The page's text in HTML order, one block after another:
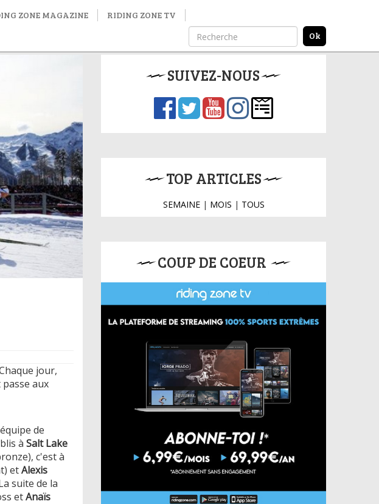
ZONE MAGAZINE RIDING ZONE TV
jour,
aux
de
à Salt Lake
c'est à
etAlexis
suite de la
etAnaïs
SUIVEZ-NOUS
TOP ARTICLES
SEMAINE| MOIS | TOUS
COUP DE COEUR